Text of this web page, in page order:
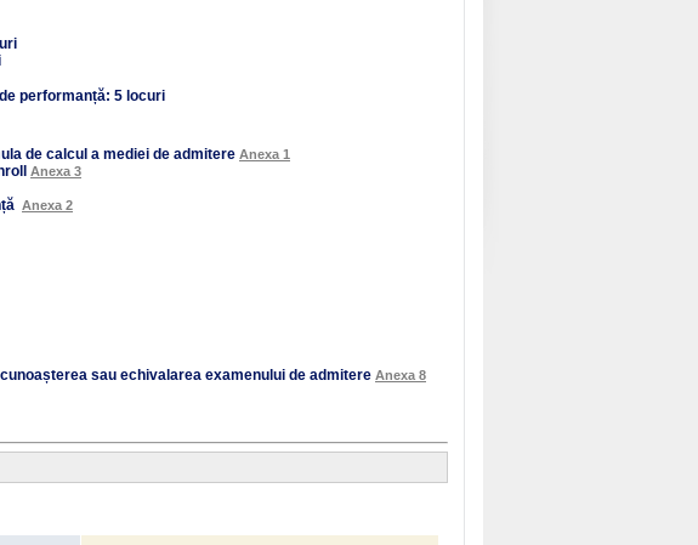
performanță: 5 locuri
de calcul a mediei de admitere Anexa 1
Anexa 3
Anexa 2
sau echivalarea examenului de admitere Anexa 8